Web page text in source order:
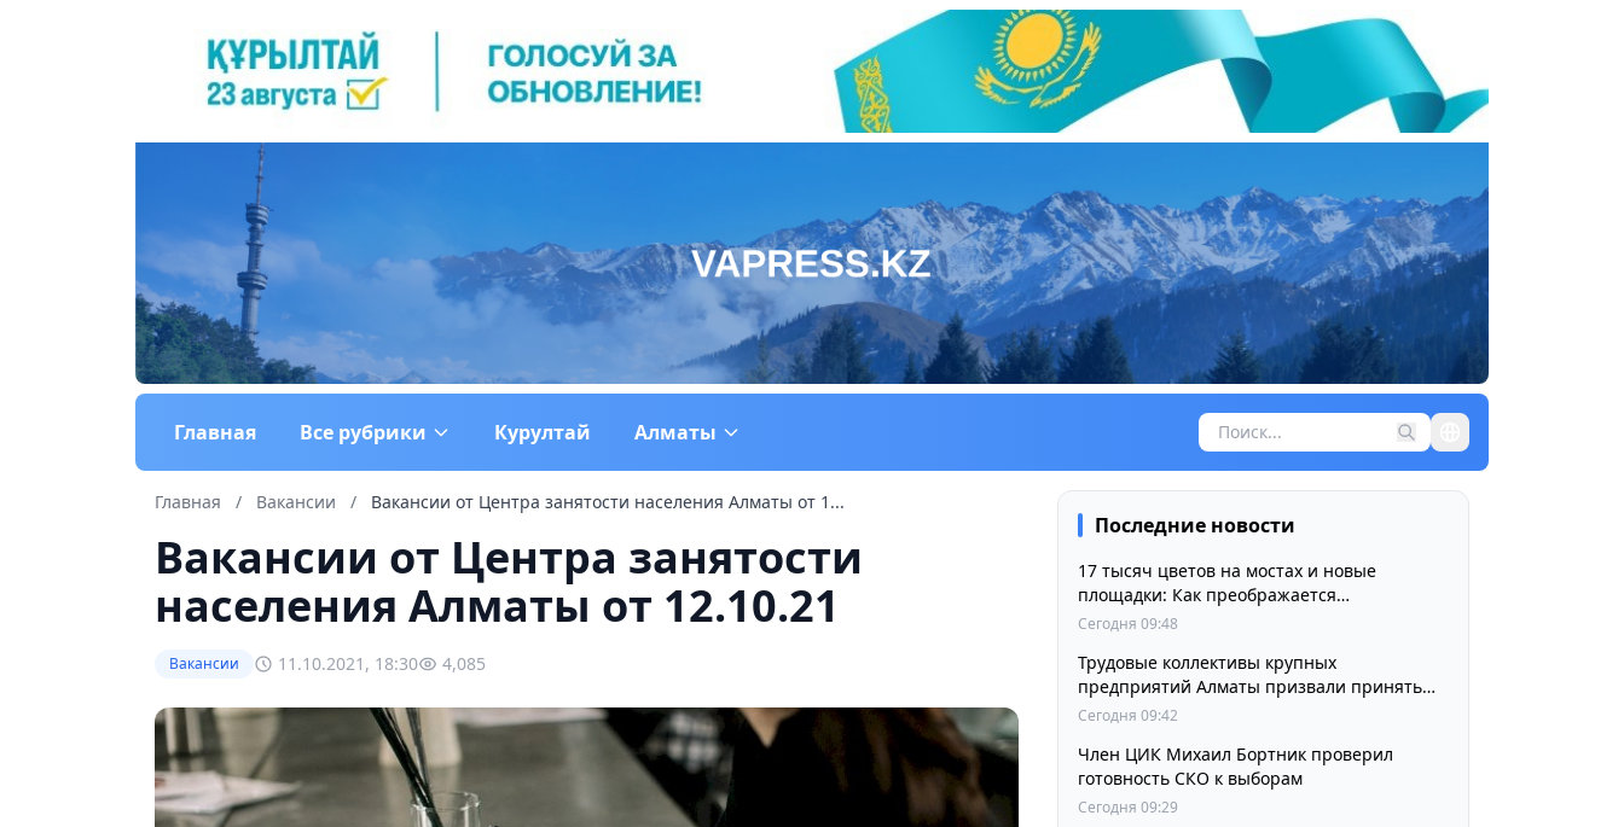
Главная Все рубрики Курултай Алматы
Главная / Вакансии / Вакансии от Центра занятости населения Алматы от 1...
Вакансии от Центра занятости
населения Алматы от 12.10.21
Вакансии 11.10.2021, 18:30 4,085
Последние новости
17 тысяч цветов на мостах и новые
площадки: Как преображается
Наурызбайский район
Сегодня 09:48
Трудовые коллективы крупных
предприятий Алматы призвали принять
участие в выборах членов Курултая
Сегодня 09:42
Член ЦИК Михаил Бортник проверил
готовность СКО к выборам
Сегодня 09:29